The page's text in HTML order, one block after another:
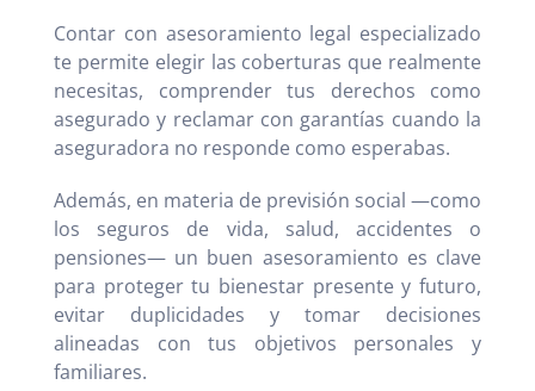
Contar con asesoramiento legal especializado
te permite elegir las coberturas que realmente
necesitas, comprender tus derechos como
asegurado y reclamar con garantías cuando la
aseguradora no responde como esperabas.
Además, en materia de previsión social —como
los seguros de vida, salud, accidentes o
pensiones— un buen asesoramiento es clave
para proteger tu bienestar presente y futuro,
evitar duplicidades y tomar decisiones
alineadas con tus objetivos personales y
familiares.